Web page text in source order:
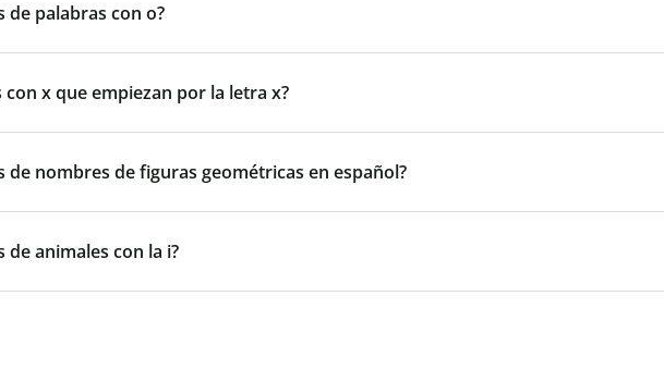
de palabras con o?
con x que empiezan por la letra x?
de nombres de figuras geométricas en español?
de animales con la i?